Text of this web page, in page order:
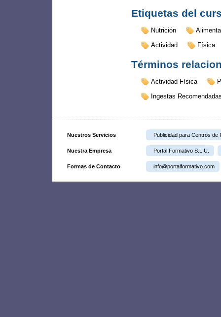
Etiquetas del
Nutrición
Actividad
Física
Términos
Actividad Física
Ingestas
Nuestros Servicios Publicidad para Centros de
Nuestra Empresa Portal Formativo S.L.U.
Formas de Contacto info@portalformativo.com